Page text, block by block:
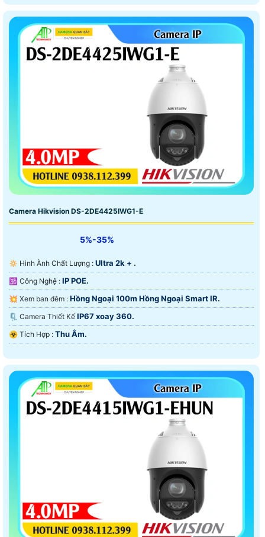
Camera Hikvision DS-2DE4425IWG1-E
5%-35%
🔅 Hình Ành Chất Lượng : Ultra 2k + .
🕉️ Công Nghệ : IP POE.
💥 Xem ban đêm : Hồng Ngoại 100m Hồng Ngoại Smart IR.
🗜️ Camera Thiết Kế IP67 xoay 360.
️☣️ Tích Hợp : Thu Âm.